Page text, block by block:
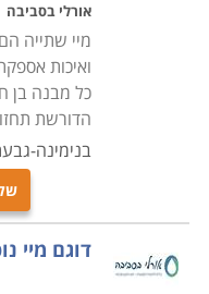
אורלי בסביבה
מיי שתייה
ואיכות
כל מבנה בן
הדורשת
בנימינה-
דוגם מיי